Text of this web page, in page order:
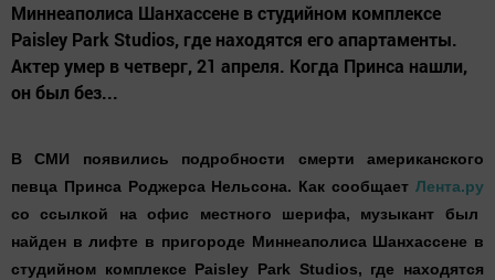
Миннеаполиса Шанхассене в студийном комплексе
Paisley Park Studios, где находятся его апартаменты.
Актер умер в четверг, 21 апреля. Когда Принса нашли,
он был без...
В СМИ появились подробности смерти американского
певца Принса Роджерса Нельсона. Как сообщает Лента.ру
со ссылкой на офис местного шерифа, музыкант был
найден в лифте в пригороде Миннеаполиса Шанхассене в
студийном комплексе Paisley Park Studios, где находятся